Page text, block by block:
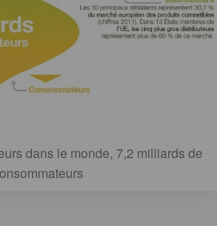
dans le monde, 7,2 milliards de